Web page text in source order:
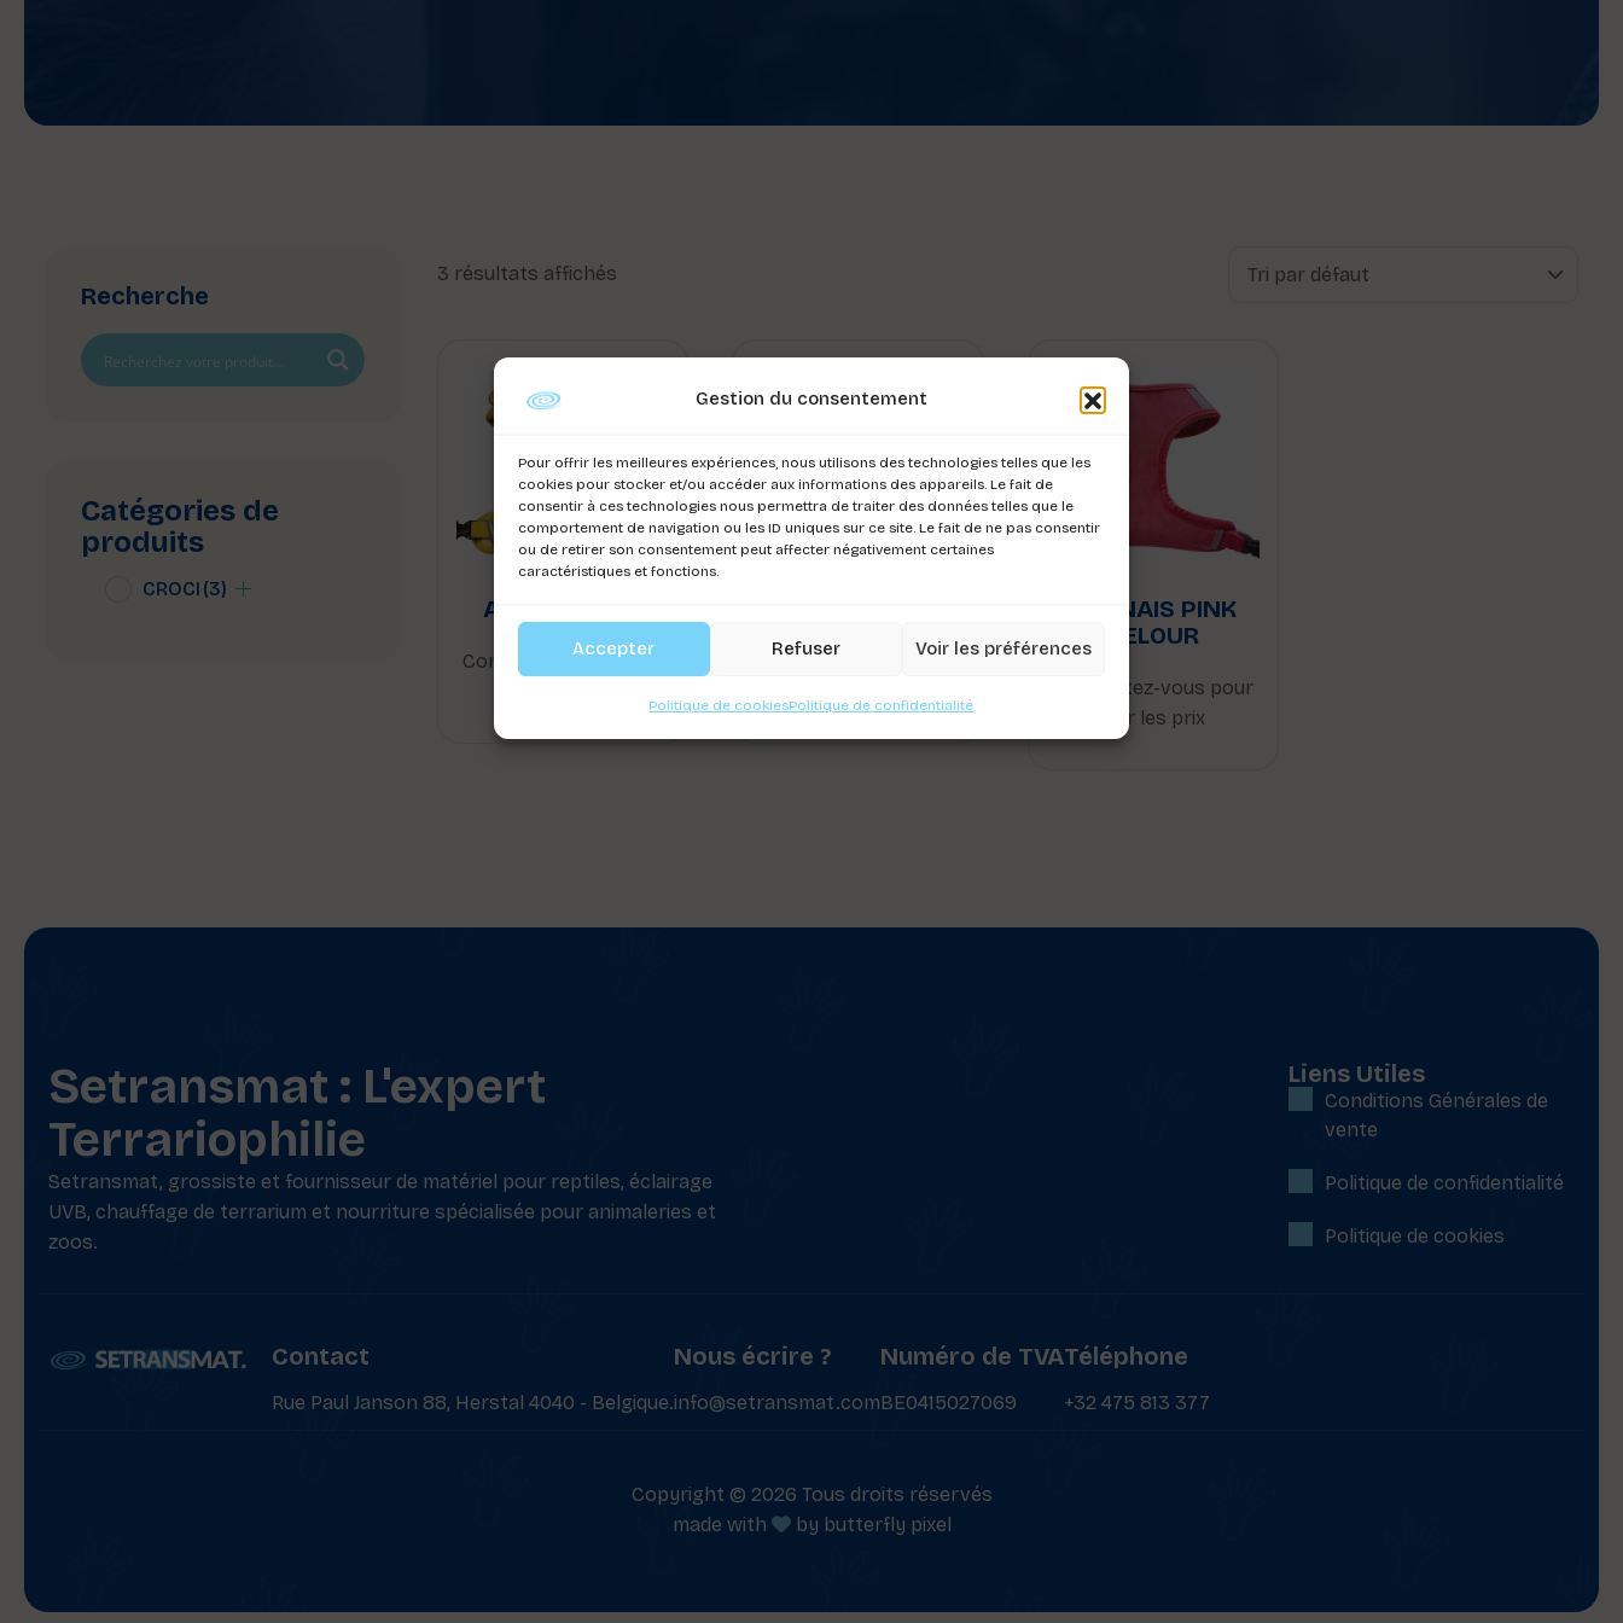
Gestion du consentement
Pour offrir les meilleures expériences, nous utilisons des technologies telles que les
cookies pour stocker et/ou accéder aux informations des appareils. Le fait de
consentir à ces technologies nous permettra de traiter des données telles que le
comportement de navigation ou les ID uniques sur ce site. Le fait de ne pas consentir
ou de retirer son consentement peut affecter négativement certaines
caractéristiques et fonctions.
Accepter Refuser Voir les préférences
Politique de cookiesPolitique de confidentialité
Recherche
Catégories de
produits
CROCI (3)
3 résultats affichés
ARNAIS SILKY
Connectez-vous pour
Connectez-vous pour
HARNAIS PINK
VELOUR
Connectez-vous pour
voir les prix
Setransmat : L'expert
Terrariophilie
Setransmat, grossiste et fournisseur de matériel pour reptiles, éclairage
UVB, chauffage de terrarium et nourriture spécialisée pour animaleries et
zoos.
Liens Utiles
Conditions Générales de
vente
Politique de confidentialité
Politique de cookies
Contact
Rue Paul Janson 88, Herstal 4040 - Belgique.
Nous écrire ?
info@setransmat.com
Numéro de TVA
BE0415027069
Téléphone
+32 475 813 377
Copyright © 2026 Tous droits réservés
made with
by butterfly pixel